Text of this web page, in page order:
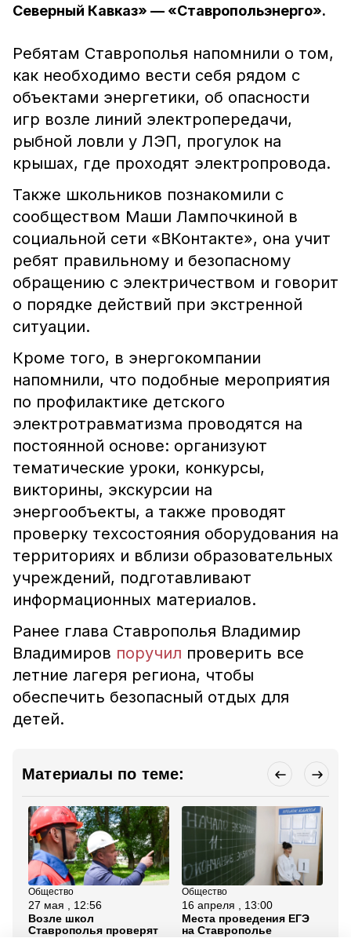
Северный Кавказ» — «Ставропольэнерго».
Ребятам Ставрополья напомнили о том,
как необходимо вести себя рядом с
объектами энергетики, об опасности
игр возле линий электропередачи,
рыбной ловли у ЛЭП, прогулок на
крышах, где проходят электропровода.
Также школьников познакомили с
сообществом Маши Лампочкиной в
социальной сети «ВКонтакте», она учит
ребят правильному и безопасному
обращению с электричеством и говорит
о порядке действий при экстренной
ситуации.
Кроме того, в энергокомпании
напомнили, что подобные мероприятия
по профилактике детского
электротравматизма проводятся на
постоянной основе: организуют
тематические уроки, конкурсы,
викторины, экскурсии на
энергообъекты, а также проводят
проверку техсостояния оборудования на
территориях и вблизи образовательных
учреждений, подготавливают
информационных материалов.
Ранее глава Ставрополья Владимир
Владимиров поручил проверить все
летние лагеря региона, чтобы
обеспечить безопасный отдых для
детей.
Материалы по теме:
Общество
27 мая , 12:56
Возле школ
Ставрополья проверят
Общество
16 апреля , 13:00
Места проведения ЕГЭ
на Ставрополье